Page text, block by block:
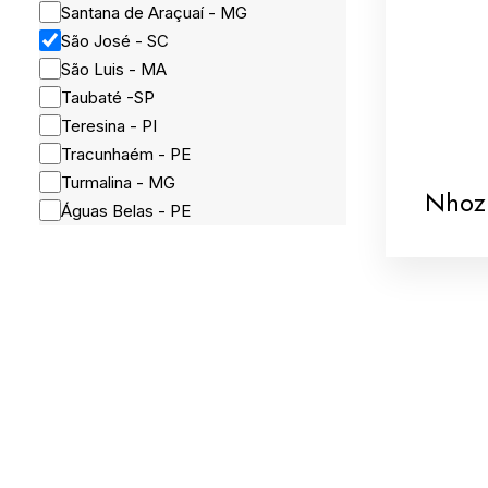
Santana de Araçuaí - MG
São José - SC
São Luis - MA
Taubaté -SP
Teresina - PI
Tracunhaém - PE
Turmalina - MG
Águas Belas - PE